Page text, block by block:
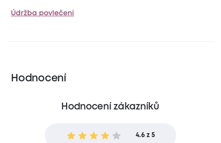
Údržba povlečení
Hodnocení
Hodnocení zákazníků
4.6 z 5